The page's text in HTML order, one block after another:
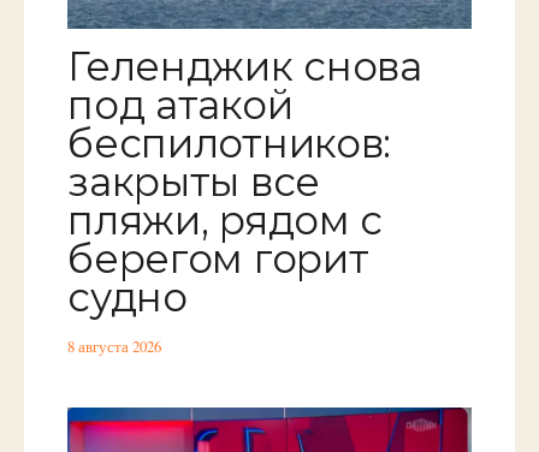
Геленджик снова
под атакой
беспилотников:
закрыты все
пляжи, рядом с
берегом горит
судно
8 августа 2026